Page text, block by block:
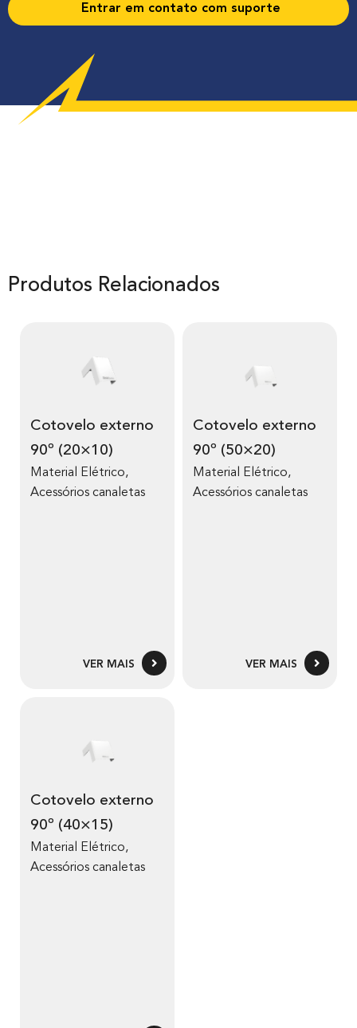
Entrar em contato com suporte
Produtos Relacionados
Cotovelo externo
90º (20×10)
Material Elétrico,
Acessórios canaletas
VER MAIS
Cotovelo externo
90º (50×20)
Material Elétrico,
Acessórios canaletas
VER MAIS
Cotovelo externo
90º (40×15)
Material Elétrico,
Acessórios canaletas